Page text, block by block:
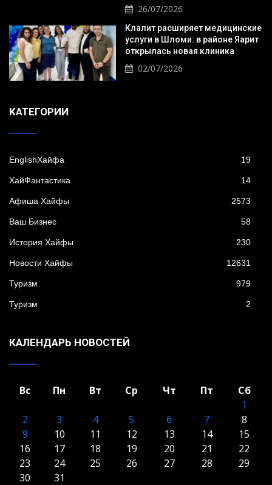
26/07/2026
Клалит расширяет медицинские
услуги в Шломи: в районе Яарит
открылась новая клиника
02/07/2026
KАТЕГОРИИ
EnglishХайфа 19
XайФантастика 14
Афиша Хайфы 2573
Ваш Бизнес 58
История Хайфы 230
Новости Хайфы 12631
Туризм 979
Туризм 2
КАЛЕНДАРЬ НОВОСТЕЙ
Вс Пн Вт Ср Чт Пт
Сб
1
2
3 4 5 6 7
8
9
10 11 12 13 14
15
16
17 18 19 20 21
22
23
24 25 26 27 28
29
30
31